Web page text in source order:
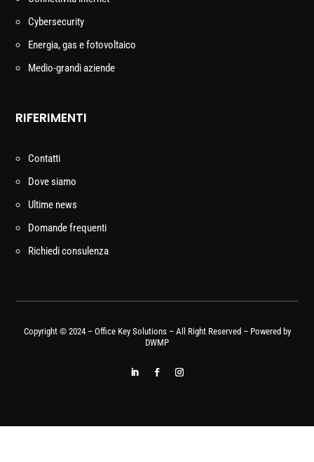
Cybersecurity
Energia, gas e fotovoltaico
Medio-grandi aziende
RIFERIMENTI
Contatti
Dove siamo
Ultime news
Domande frequenti
Richiedi consulenza
Copyright © 2024 – Office Key Solutions – All Right Reserved – Powered by
DWMP